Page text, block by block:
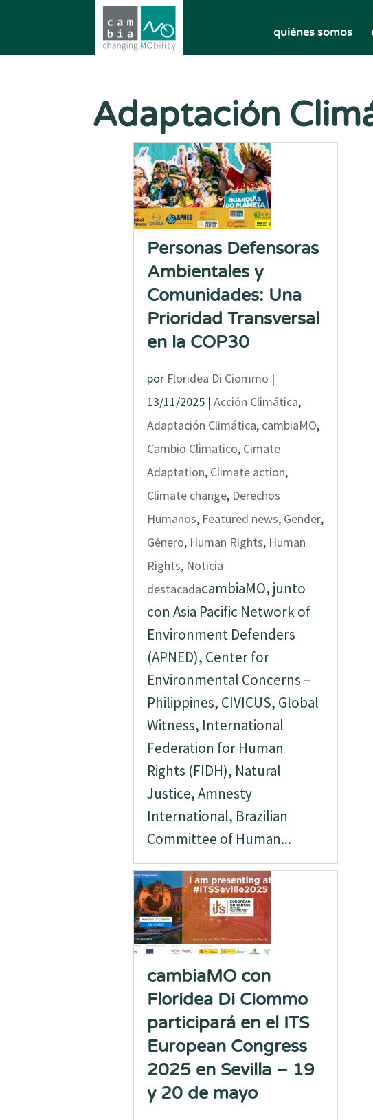
quiénes somos
Adaptación
Personas Defensoras
Ambientales y
Comunidades: Una
Prioridad Transversal
en la COP30
por Floridea Di Ciommo |
13/11/2025| Acción Climática,
Adaptación Climática, cambiaMO,
Cambio Climatico, Cimate
Adaptation, Climate action,
Climate change, Derechos
Humanos, Featured news, Gender,
Género, Human Rights, Human
Rights, Noticia
destacadacambiaMO, junto
con Asia Pacific Network of
Environment Defenders
(APNED), Center for
Environmental Concerns –
Philippines, CIVICUS, Global
Witness, International
Federation for Human
Rights (FIDH), Natural
Justice, Amnesty
International, Brazilian
Committee of Human...
cambiaMO con
Floridea Di Ciommo
participará en el ITS
European Congress
2025 en Sevilla – 19
y 20 de mayo